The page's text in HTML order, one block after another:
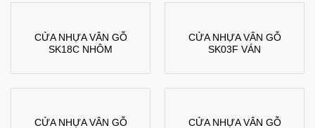
CỬA NHỰA VÂN GỖ
SK18C NHÔM
CỬA NHỰA VÂN GỖ
SK03F VÁN
CỬA NHỰA VÂN GỖ
CỬA NHỰA VÂN GỖ